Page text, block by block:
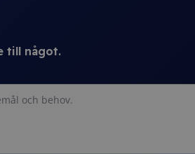
till något.